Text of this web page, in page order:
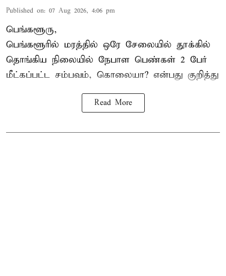
Published on: 07 Aug 2026, 4:06 pm
பெங்களூரு,
பெங்களூரில் மரத்தில் ஒரே சேலையில் தூக்கில்
தொங்கிய நிலையில் நேபாள பெண்கள் 2 பேர்
மீட்கப்பட்ட சம்பவம், கொலையா? என்பது குறித்து
Read More